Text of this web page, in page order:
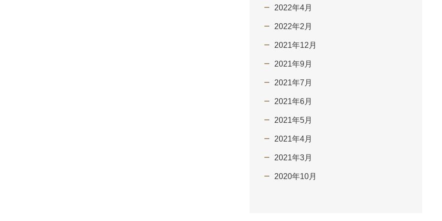
2022年4月
2022年2月
2021年12月
2021年9月
2021年7月
2021年6月
2021年5月
2021年4月
2021年3月
2020年10月